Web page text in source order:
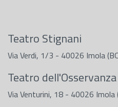
Teatro Stignani
Via Verdi, 1/3 - 40026 Imola
Teatro dell'Osservanza
Via Venturini, 18 - 40026 Imola